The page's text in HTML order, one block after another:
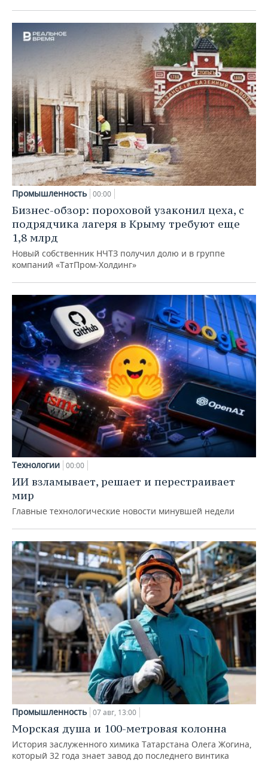
Промышленность 00:00
Бизнес-обзор: пороховой узаконил цеха, с
подрядчика лагеря в Крыму требуют еще
1,8 млрд
Новый собственник НЧТЗ получил долю и в группе
компаний «ТатПром-Холдинг»
Технологии 00:00
ИИ взламывает, решает и перестраивает
мир
Главные технологические новости минувшей недели
Промышленность 07 авг, 13:00
Морская душа и 100-метровая колонна
История заслуженного химика Татарстана Олега Жогина,
который 32 года знает завод до последнего винтика